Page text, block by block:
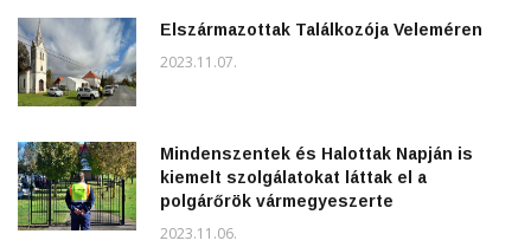
Elszármazottak Találkozója Veleméren
2023.11.07.
Mindenszentek és Halottak Napján is
kiemelt szolgálatokat láttak el a
polgárőrök vármegyeszerte
2023.11.06.